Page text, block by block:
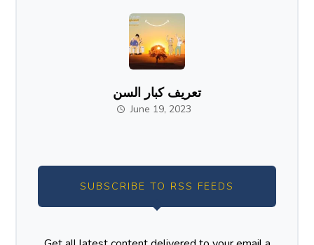
تعريف كبار السن
June 19, 2023
SUBSCRIBE TO RSS FEEDS